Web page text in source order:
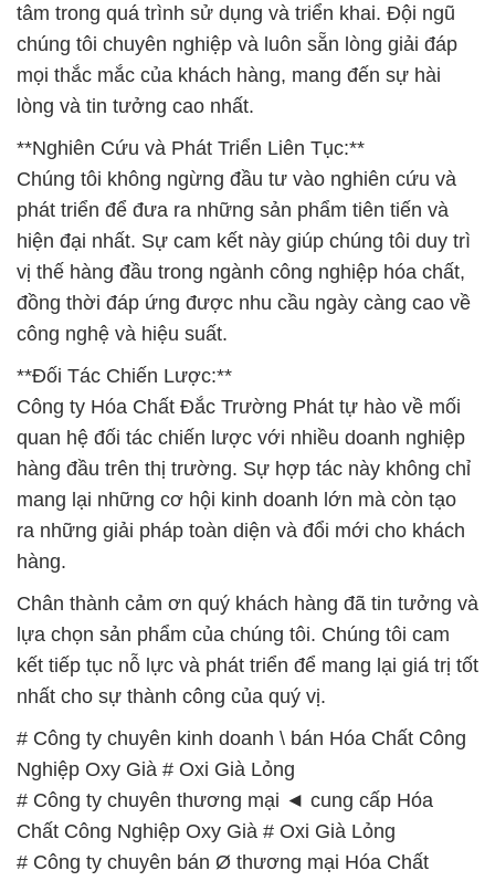
tâm trong quá trình sử dụng và triển khai. Đội ngũ
chúng tôi chuyên nghiệp và luôn sẵn lòng giải đáp
mọi thắc mắc của khách hàng, mang đến sự hài
lòng và tin tưởng cao nhất.
**Nghiên Cứu và Phát Triển Liên Tục:**
Chúng tôi không ngừng đầu tư vào nghiên cứu và
phát triển để đưa ra những sản phẩm tiên tiến và
hiện đại nhất. Sự cam kết này giúp chúng tôi duy trì
vị thế hàng đầu trong ngành công nghiệp hóa chất,
đồng thời đáp ứng được nhu cầu ngày càng cao về
công nghệ và hiệu suất.
**Đối Tác Chiến Lược:**
Công ty Hóa Chất Đắc Trường Phát tự hào về mối
quan hệ đối tác chiến lược với nhiều doanh nghiệp
hàng đầu trên thị trường. Sự hợp tác này không chỉ
mang lại những cơ hội kinh doanh lớn mà còn tạo
ra những giải pháp toàn diện và đổi mới cho khách
hàng.
Chân thành cảm ơn quý khách hàng đã tin tưởng và
lựa chọn sản phẩm của chúng tôi. Chúng tôi cam
kết tiếp tục nỗ lực và phát triển để mang lại giá trị tốt
nhất cho sự thành công của quý vị.
# Công ty chuyên kinh doanh \ bán Hóa Chất Công
Nghiệp Oxy Già # Oxi Già Lỏng
# Công ty chuyên thương mại ◄ cung cấp Hóa
Chất Công Nghiệp Oxy Già # Oxi Già Lỏng
# Công ty chuyên bán Ø thương mại Hóa Chất